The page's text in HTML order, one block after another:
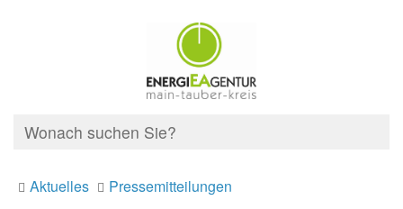
Aktuelles Pressemitteilungen